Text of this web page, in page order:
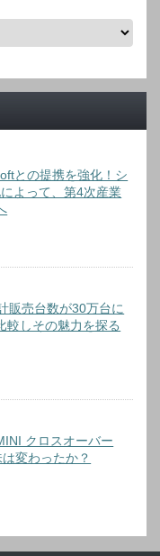
との提携を強化！シ
よって、第4次産業
販売台数が30万台に
較しその魅力を探る
クロスオーバー
変わったか？